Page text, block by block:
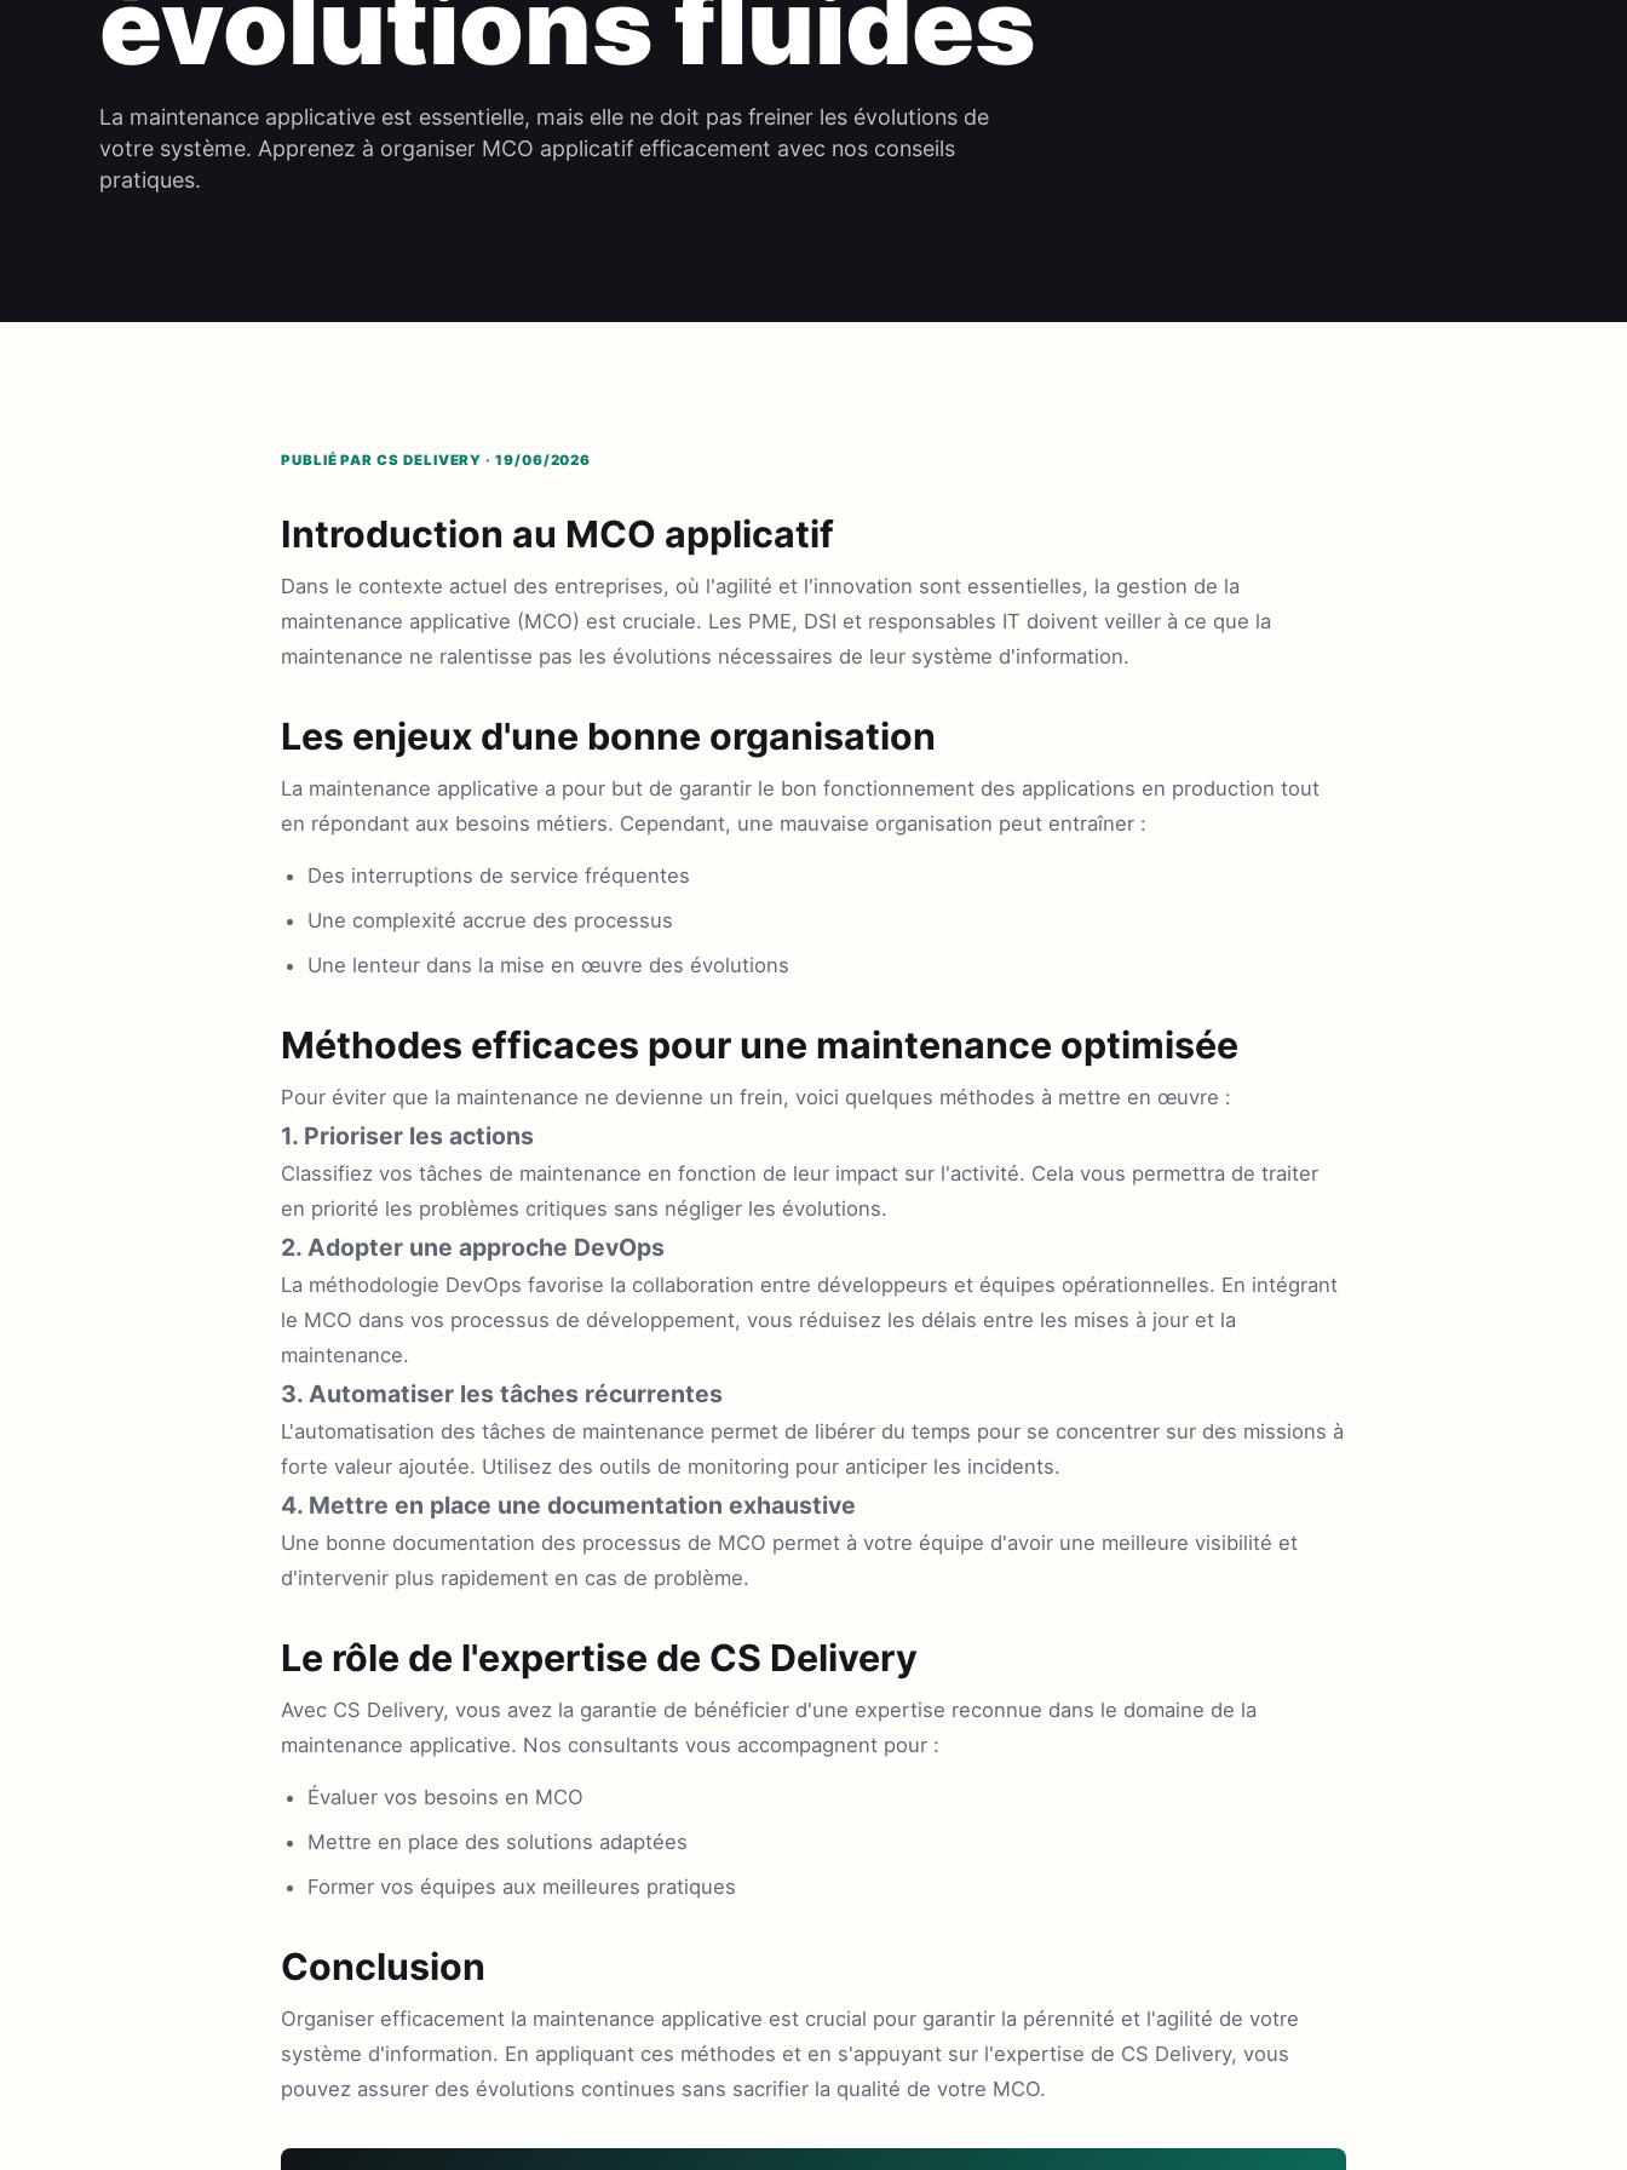
évolutions fluides
La maintenance applicative est essentielle, mais elle ne doit pas freiner les évolutions de
votre système. Apprenez à organiser MCO applicatif efficacement avec nos conseils
pratiques.
PUBLIÉ PAR CS DELIVERY · 19/06/2026
Introduction au MCO applicatif
Dans le contexte actuel des entreprises, où l'agilité et l'innovation sont essentielles, la gestion de la
maintenance applicative (MCO) est cruciale. Les PME, DSI et responsables IT doivent veiller à ce que la
maintenance ne ralentisse pas les évolutions nécessaires de leur système d'information.
Les enjeux d'une bonne organisation
La maintenance applicative a pour but de garantir le bon fonctionnement des applications en production tout
en répondant aux besoins métiers. Cependant, une mauvaise organisation peut entraîner :
Des interruptions de service fréquentes
Une complexité accrue des processus
Une lenteur dans la mise en œuvre des évolutions
Méthodes efficaces pour une maintenance optimisée
Pour éviter que la maintenance ne devienne un frein, voici quelques méthodes à mettre en œuvre :
1. Prioriser les actions
Classifiez vos tâches de maintenance en fonction de leur impact sur l'activité. Cela vous permettra de traiter
en priorité les problèmes critiques sans négliger les évolutions.
2. Adopter une approche DevOps
La méthodologie DevOps favorise la collaboration entre développeurs et équipes opérationnelles. En intégrant
le MCO dans vos processus de développement, vous réduisez les délais entre les mises à jour et la
maintenance.
3. Automatiser les tâches récurrentes
L'automatisation des tâches de maintenance permet de libérer du temps pour se concentrer sur des missions à
forte valeur ajoutée. Utilisez des outils de monitoring pour anticiper les incidents.
4. Mettre en place une documentation exhaustive
Une bonne documentation des processus de MCO permet à votre équipe d'avoir une meilleure visibilité et
d'intervenir plus rapidement en cas de problème.
Le rôle de l'expertise de CS Delivery
Avec CS Delivery, vous avez la garantie de bénéficier d'une expertise reconnue dans le domaine de la
maintenance applicative. Nos consultants vous accompagnent pour :
Évaluer vos besoins en MCO
Mettre en place des solutions adaptées
Former vos équipes aux meilleures pratiques
Conclusion
Organiser efficacement la maintenance applicative est crucial pour garantir la pérennité et l'agilité de votre
système d'information. En appliquant ces méthodes et en s'appuyant sur l'expertise de CS Delivery, vous
pouvez assurer des évolutions continues sans sacrifier la qualité de votre MCO.